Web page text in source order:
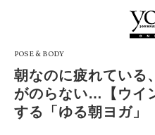
POSE & BODY
朝なのに疲れている
がのらない…【ウイ
する「ゆる朝ヨガ」